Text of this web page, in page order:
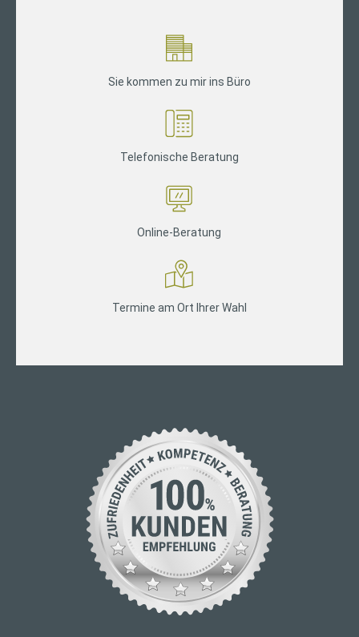
Sie kommen zu mir ins Büro
Telefonische Beratung
Online-Beratung
Termine am Ort Ihrer Wahl